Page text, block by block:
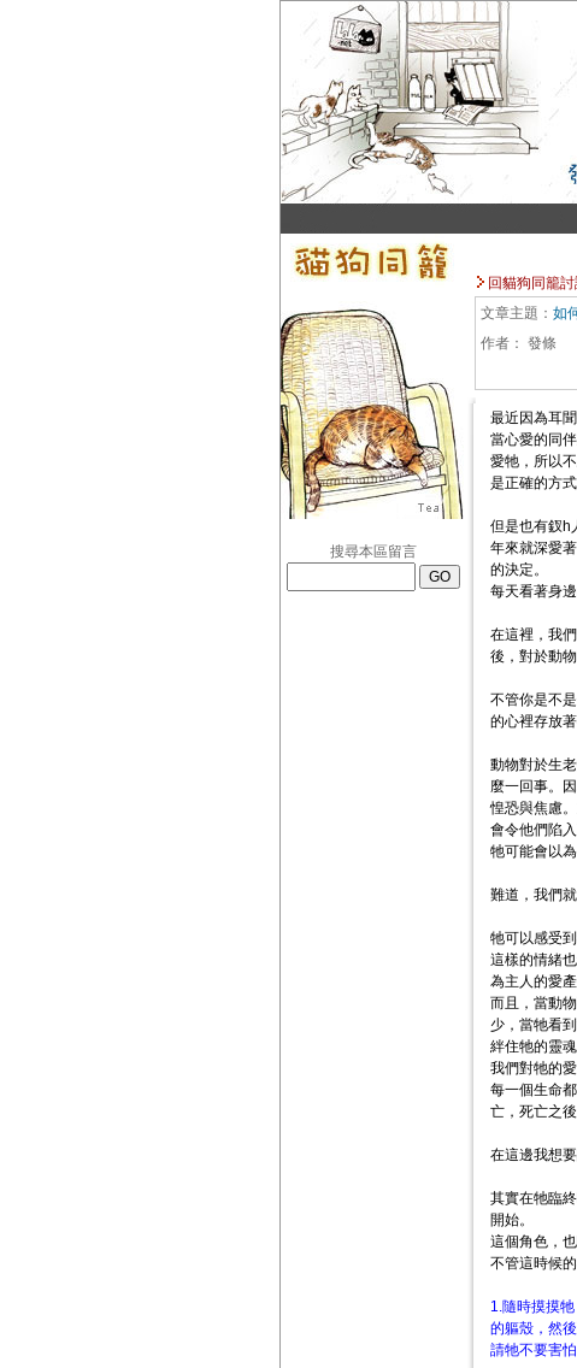
搜尋本區留言
回貓狗同籠
文章主題： 如
作者： 發條
最近因為耳
當心愛的同
愛牠，所以
是正確的方
但是也有釵h
年來就深愛
的決定。
每天看著身
在這裡，我
後，對於動
不管你是不
的心裡存放
動物對於生
麼一回事。
惶恐與焦慮
會令他們陷
牠可能會以
難道，我們
牠可以感受
這樣的情緒
為主人的愛
而且，當動
少，當牠看
絆住牠的靈
我們對牠的
每一個生命
亡，死亡之
在這邊我想
其實在牠臨
開始。
這個角色，
不管這時候
1.隨時摸摸
的軀殼，然
請牠不要害